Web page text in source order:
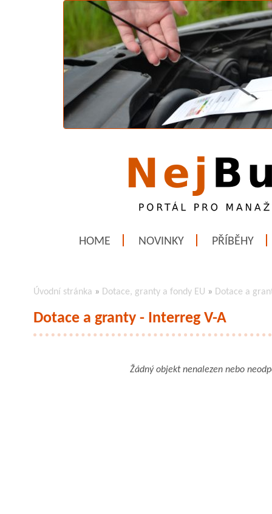
HOME NOVINKY PŘÍBĚHY
Úvodní stránka » Dotace, granty a fondy EU » Dotace a
Dotace a granty - Interreg V-A
Žádný objekt nenalezen nebo